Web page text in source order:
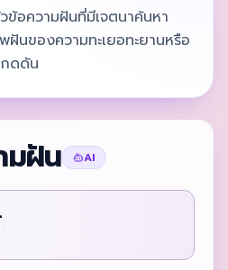
ข้อความฝันที่มีเจตนาค้นหา
ฝันของความทะเยอทะยานหรือ
ดดัน
มฝัน AI